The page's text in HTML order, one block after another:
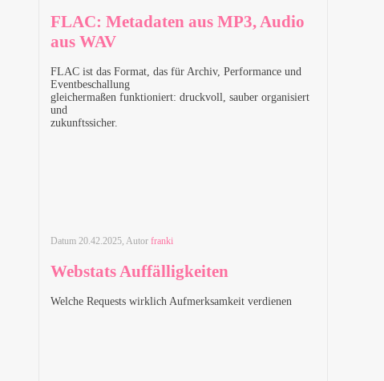
FLAC: Metadaten aus MP3, Audio
aus WAV
FLACist das Format, das für Archiv, Performance und
Eventbeschallung
gleichermaßen funktioniert: druckvoll, sauber organisiert
und
zukunftssicher.
Datum 20.42.2025, Autor franki
Webstats Auffälligkeiten
Welche Requests wirklich Aufmerksamkeit verdienen